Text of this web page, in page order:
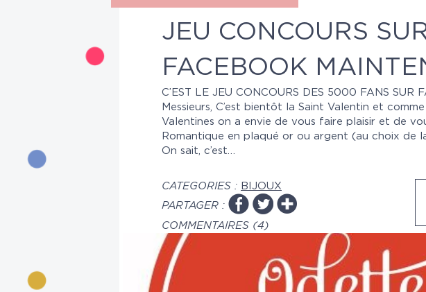
JEU CONCOURS
FACEBOOK
C’EST LE JEU CONCOURS DES 5000 FANS SUR
Messieurs, C’est bientôt la Saint Valentin et
Valentines on a envie de vous faire plaisir et de
Romantique en plaqué or ou argent (au choix de
On sait, c’est…
CATEGORIES : BIJOUX
PARTAGER :
COMMENTAIRES (4)